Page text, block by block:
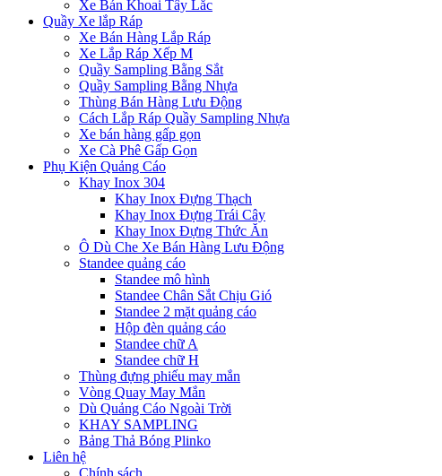
Xe Bán Khoai Tây Lắc
Quầy Xe lắp Ráp
Xe Bán Hàng Lắp Ráp
Xe Lắp Ráp Xếp M
Quầy Sampling Bằng Sắt
Quầy Sampling Bằng Nhựa
Thùng Bán Hàng Lưu Động
Cách Lắp Ráp Quầy Sampling Nhựa
Xe bán hàng gấp gọn
Xe Cà Phê Gấp Gọn
Phụ Kiện Quảng Cáo
Khay Inox 304
Khay Inox Đựng Thạch
Khay Inox Đựng Trái Cây
Khay Inox Đựng Thức Ăn
Ô Dù Che Xe Bán Hàng Lưu Động
Standee quảng cáo
Standee mô hình
Standee Chân Sắt Chịu Gió
Standee 2 mặt quảng cáo
Hộp đèn quảng cáo
Standee chữ A
Standee chữ H
Thùng đựng phiếu may mắn
Vòng Quay May Mắn
Dù Quảng Cáo Ngoài Trời
KHAY SAMPLING
Bảng Thả Bóng Plinko
Liên hệ
Chính sách